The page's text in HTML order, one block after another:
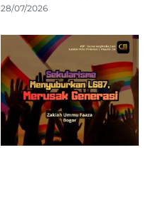
28/07/2026